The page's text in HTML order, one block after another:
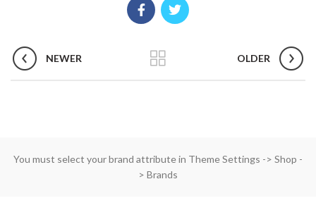
NEWER OLDER
You must select your brand attribute in Theme Settings -> Shop -
> Brands